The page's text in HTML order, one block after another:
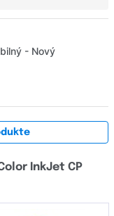
- Nový
InkJet CP